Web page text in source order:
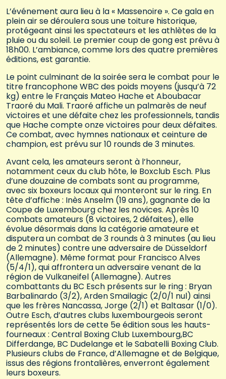
L’événement aura lieu à la « Massenoire ». Ce gala en
plein air se déroulera sous une toiture historique,
protégeant ainsi les spectateurs et les athlètes de la
pluie ou du soleil. Le premier coup de gong est prévu à
18h00. L’ambiance, comme lors des quatre premières
éditions, est garantie.
Le point culminant de la soirée sera le combat pour le
titre francophone WBC des poids moyens (jusqu’à 72
kg) entre le Français Mateo Hache et Aboubacar
Traoré du Mali. Traoré affiche un palmarès de neuf
victoires et une défaite chez les professionnels, tandis
que Hache compte onze victoires pour deux défaites.
Ce combat, avec hymnes nationaux et ceinture de
champion, est prévu sur 10 rounds de 3 minutes.
Avant cela, les amateurs seront à l’honneur,
notamment ceux du club hôte, le Boxclub Esch. Plus
d’une douzaine de combats sont au programme,
avec six boxeurs locaux qui monteront sur le ring. En
tête d’affiche : Inès Anselm (19 ans), gagnante de la
Coupe de Luxembourg chez les novices. Après 10
combats amateurs (8 victoires, 2 défaites), elle
évolue désormais dans la catégorie amateure et
disputera un combat de 3 rounds à 3 minutes (au lieu
de 2 minutes) contre une adversaire de Düsseldorf
(Allemagne). Même format pour Francisco Alves
(5/4/1), qui affrontera un adversaire venant de la
région de Vulkaneifel (Allemagne). Autres
combattants du BC Esch présents sur le ring : Bryan
Barbalinardo (3/2), Arden Smailagic (2/0/1 nul) ainsi
que les frères Nancassa, Jorge (2/1) et Baltasar (1/0).
Outre Esch, d’autres clubs luxembourgeois seront
représentés lors de cette 5e édition sous les hauts-
fourneaux : Central Boxing Club Luxembourg,BC
Differdange, BC Dudelange et le Sabatelli Boxing Club.
Plusieurs clubs de France, d’Allemagne et de Belgique,
issus des régions frontalières, enverront également
leurs boxeurs.